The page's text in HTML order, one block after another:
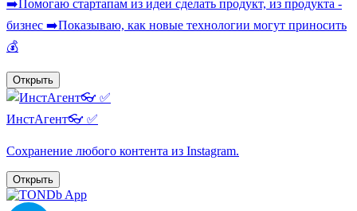
➡️Помогаю стартапам из идеи сделать продукт, из продукта -
бизнес ➡️Показываю, как новые технологии могут приносить
💰
Открыть
ИнстАгент👓 ✅️
Сохранение любого контента из Instagram.
Открыть